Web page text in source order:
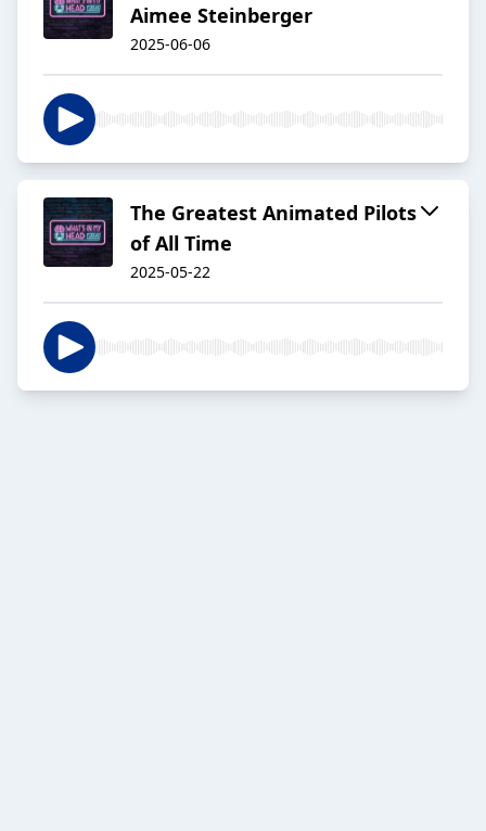
Aimee Steinberger
2025-06-06
The Greatest Animated Pilots
of All Time
2025-05-22